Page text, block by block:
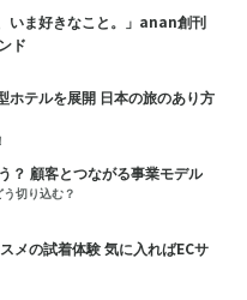
いま好きなこと。」anan創刊
ド
ホテルを展開 日本の旅のあり方
？ 顧客とつながる事業モデル
切り込む？
メの試着体験 気に入ればECサ